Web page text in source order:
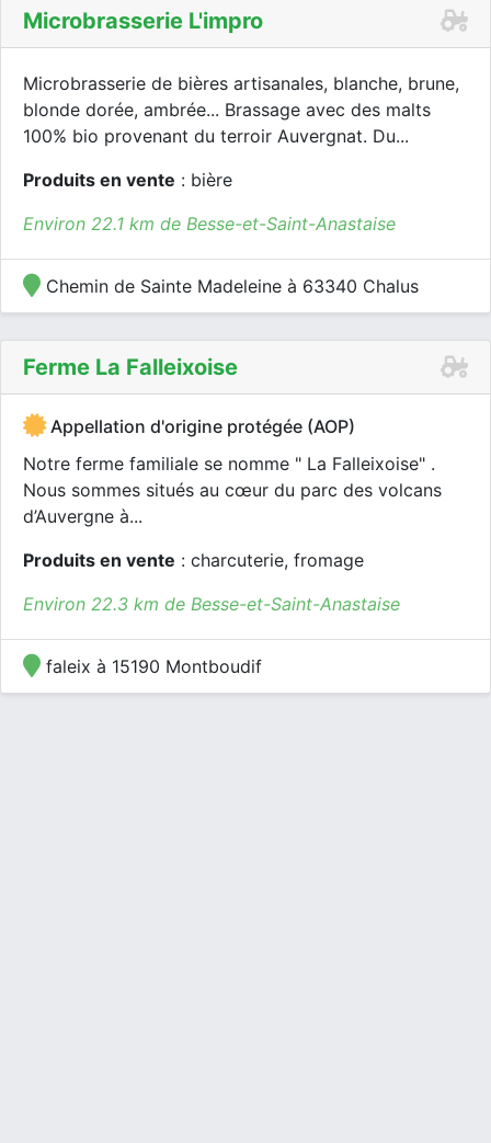
Microbrasserie L'impro
Microbrasserie de bières artisanales, blanche, brune,
blonde dorée, ambrée... Brassage avec des malts
100% bio provenant du terroir Auvergnat. Du...
Produits en vente : bière
Environ 22.1 km de Besse-et-Saint-Anastaise
Chemin de Sainte Madeleine à 63340 Chalus
Ferme La Falleixoise
Appellation d'origine protégée (AOP)
Notre ferme familiale se nomme " La Falleixoise" .
Nous sommes situés au cœur du parc des volcans
d’Auvergne à...
Produits en vente : charcuterie, fromage
Environ 22.3 km de Besse-et-Saint-Anastaise
faleix à 15190 Montboudif